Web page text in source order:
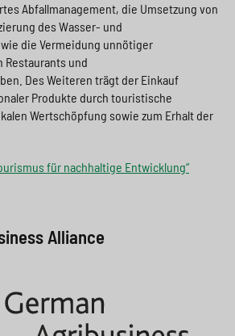
Abfallmanagement, die Umsetzung von
des Wasser- und
die Vermeidung unnötiger
und
Des Weiteren trägt der Einkauf
Produkte durch touristische
Wertschöpfung sowie zum Erhalt der
für nachhaltige Entwicklung“
Alliance